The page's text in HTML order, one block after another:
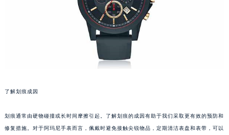
了解划痕成因
划痕通常由硬物碰撞或长时间摩擦引起。了解划痕的成因有助于我们采取更有效的预防和
修复措施。对于阿玛尼手表而言，佩戴时避免接触尖锐物品，定期清洁表盘和表带，可以